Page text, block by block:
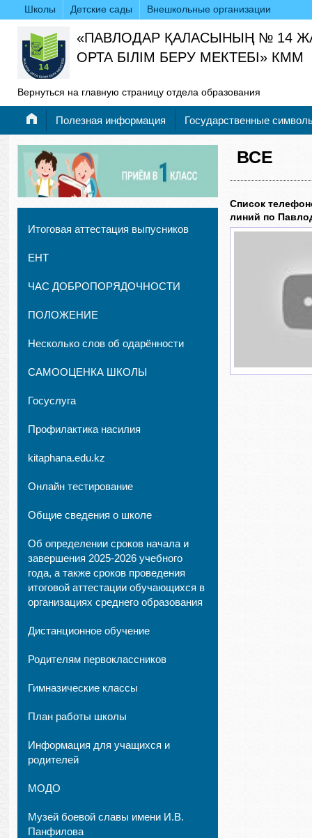
Школы Детские сады Внешкольные организации
«ПАВЛОДАР ҚАЛАСЫНЫҢ № 14
ОРТА БІЛІМ БЕРУ МЕКТЕБІ» КММ
Вернуться на главную страницу отдела образования
Полезная информация Государственные
Итоговая аттестация выпусников
ЕНТ
ЧАС ДОБРОПОРЯДОЧНОСТИ
ПОЛОЖЕНИЕ
Несколько слов об одарённости
САМООЦЕНКА ШКОЛЫ
Госуслуга
Профилактика насилия
kitaphana.edu.kz
Онлайн тестирование
Общие сведения о школе
Об определении сроков начала и
завершения 2025-2026 учебного
года, а также сроков проведения
итоговой аттестации обучающихся в
организациях среднего образования
Дистанционное обучение
Родителям первоклассников
Гимназические классы
План работы школы
Информация для учащихся и
родителей
МОДО
Музей боевой славы имени И.В.
Панфилова
ВСЕ
Список
линий по